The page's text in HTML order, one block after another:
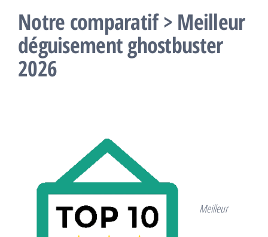
Notre comparatif > Meilleur
déguisement ghostbuster
2026
Meilleur